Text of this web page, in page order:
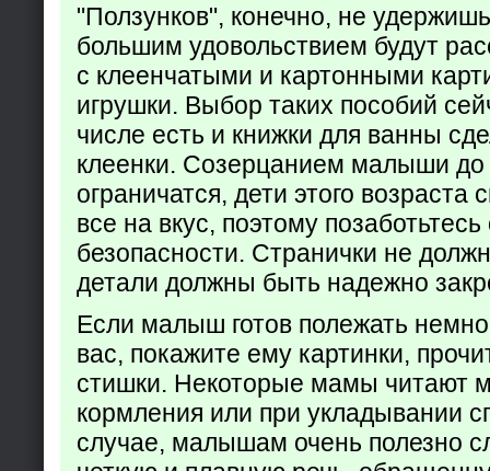
"Ползунков", конечно, не
большим удовольствием будут
с клеенчатыми и картонными
игрушки. Выбор таких пособий
числе есть и книжки для ванны
клеенки. Созерцанием малыши до
ограничатся, дети этого возраста
все на вкус, поэтому позаботьтесь
безопасности. Странички не
детали должны быть надежно
Если малыш готов полежать
вас, покажите ему картинки,
стишки. Некоторые мамы читают
кормления или при укладывании
случае, малышам очень полезно